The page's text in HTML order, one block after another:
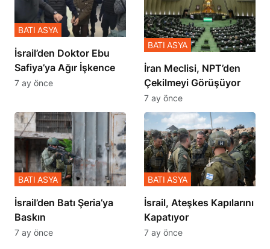
İsrail’den Doktor Ebu
Safiya’ya Ağır İşkence
BATI ASYA
7 ay önce
İran Meclisi, NPT’den
Çekilmeyi Görüşüyor
BATI ASYA
7 ay önce
​​​​​​​İsrail’den Batı Şeria’ya
Baskın
BATI ASYA
7 ay önce
İsrail, Ateşkes Kapılarını
Kapatıyor
BATI ASYA
7 ay önce